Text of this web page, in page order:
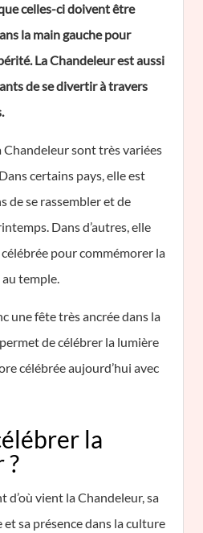
celles-ci doivent être
la main gauche pour
La Chandeleur est aussi
de se divertir à travers
Chandeleur sont très variées
certains pays, elle est
de se rassembler et de
Dans d’autres, elle
pour commémorer la
temple.
une fête très ancrée dans la
de célébrer la lumière
célébrée aujourd’hui avec
la
?
d’où vient la Chandeleur, sa
sa présence dans la culture